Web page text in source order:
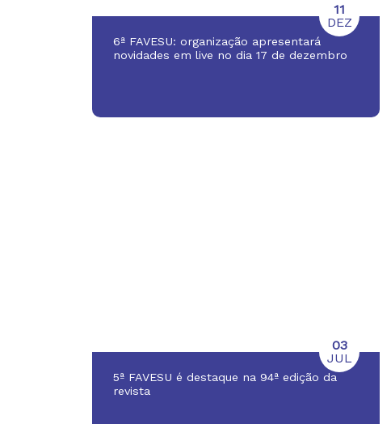
6ª FAVESU: organização apresentará
novidades em live no dia 17 de dezembro
11
DEZ
5ª FAVESU é destaque na 94ª edição da
revista
03
JUL